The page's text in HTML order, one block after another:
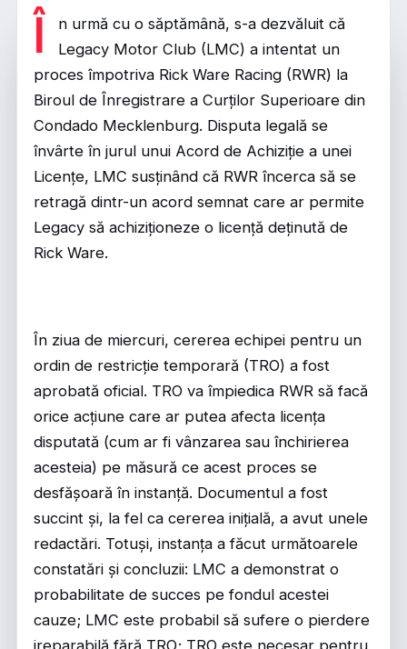
Î
n urmă cu o săptămână, s-a dezvăluit că
Legacy Motor Club (LMC) a intentat un
proces împotriva Rick Ware Racing (RWR) la
Biroul de Înregistrare a Curților Superioare din
Condado Mecklenburg. Disputa legală se
învârte în jurul unui Acord de Achiziție a unei
Licențe, LMC susținând că RWR încerca să se
retragă dintr-un acord semnat care ar permite
Legacy să achiziționeze o licență deținută de
Rick Ware.
În ziua de miercuri, cererea echipei pentru un
ordin de restricție temporară (TRO) a fost
aprobată oficial. TRO va împiedica RWR să facă
orice acțiune care ar putea afecta licența
disputată (cum ar fi vânzarea sau închirierea
acesteia) pe măsură ce acest proces se
desfășoară în instanță. Documentul a fost
succint și, la fel ca cererea inițială, a avut unele
redactări. Totuși, instanța a făcut următoarele
constatări și concluzii: LMC a demonstrat o
probabilitate de succes pe fondul acestei
cauze; LMC este probabil să sufere o pierdere
ireparabilă fără TRO; TRO este necesar pentru